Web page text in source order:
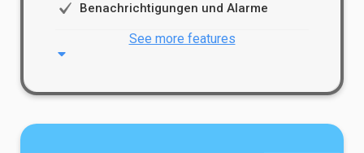
Benachrichtigungen und Alarme
See more features